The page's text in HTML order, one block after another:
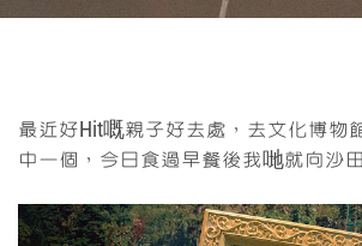
最近好Hit嘅親子好去處，去文化博物
中一個，今日食過早餐後我哋就向沙